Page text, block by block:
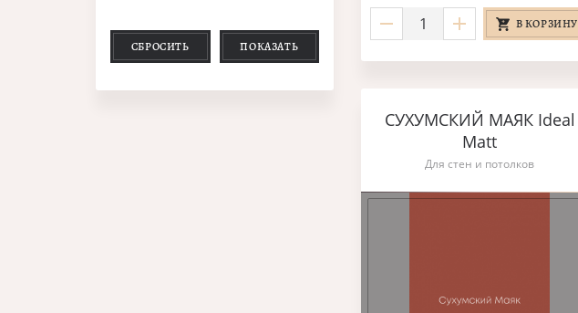
СБРОСИТЬ ПОКАЗАТЬ
В КОРЗИНУ
СУХУМСКИЙ МАЯК Ideal
Matt
Для стен и потолков